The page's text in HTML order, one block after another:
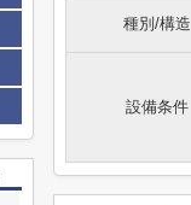
種別/構造
設備条件